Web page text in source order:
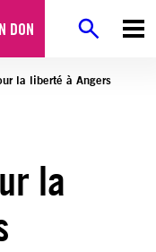
DON
la liberté à Angers
la